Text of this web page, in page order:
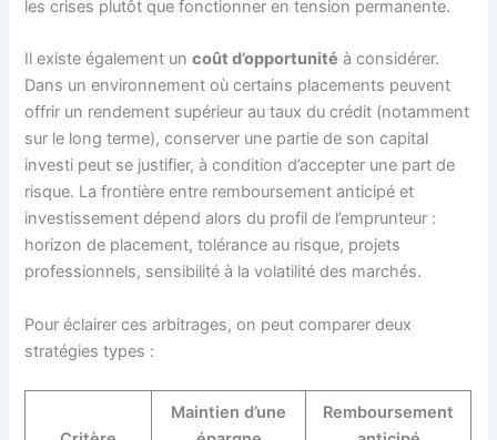
les crises plutôt que fonctionner en tension permanente.
Il existe également uncoût d’opportunité à considérer.
Dans un environnement où certains placements peuvent
offrir un rendement supérieur au taux du crédit (notamment
sur le long terme), conserver une partie de son capital
investi peut se justifier, à condition d’accepter une part de
risque. La frontière entre remboursement anticipé et
investissement dépend alors du profil de l’emprunteur :
horizon de placement, tolérance au risque, projets
professionnels, sensibilité à la volatilité des marchés.
Pour éclairer ces arbitrages, on peut comparer deux
stratégies types :
Maintien d’une
Remboursement